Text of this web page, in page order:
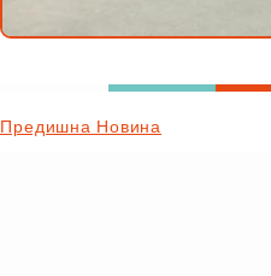
Предишна Новина